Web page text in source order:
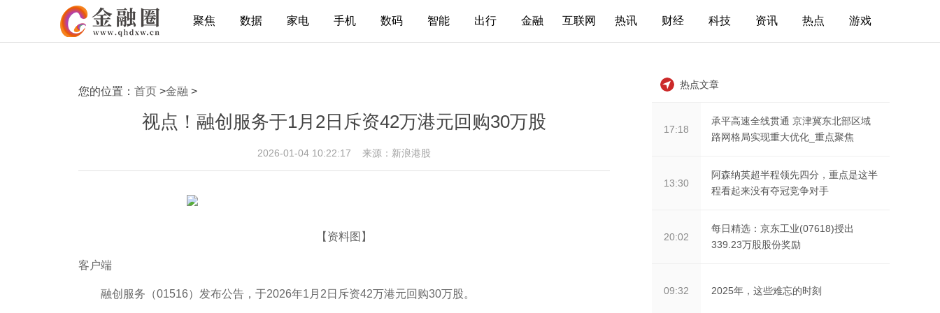
聚焦 数据 家电 手机 数码 智能 出行 金融 互联网 热讯 财经 科技 资讯 热点 游戏
您的位置： 首页 >金融 >
视点！融创服务于1月2日斥资42万港元回购30万股
2026-01-04 10:22:17 来源：新浪港股
【资料图】
客户端
融创服务（01516）发布公告，于2026年1月2日斥资42万港元回购30万股。
热点文章
17:18
承平高速全线贯通 京津冀东北部区域
路网格局实现重大优化_重点聚焦
13:30
阿森纳英超半程领先四分，重点是这半
程看起来没有夺冠竞争对手
20:02
每日精选：京东工业(07618)授出
339.23万股股份奖励
09:32 2025年，这些难忘的时刻